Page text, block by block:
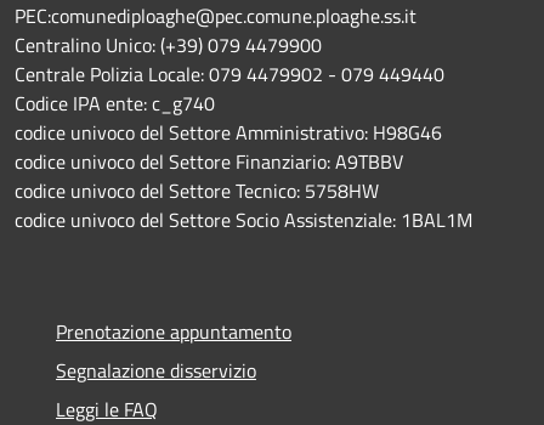
PEC:comunediploaghe@pec.comune.ploaghe.ss.it
Centralino Unico: (+39) 079 4479900
Centrale Polizia Locale: 079 4479902 - 079 449440
Codice IPA ente: c_g740
codice univoco del Settore Amministrativo: H98G46
codice univoco del Settore Finanziario: A9TBBV
codice univoco del Settore Tecnico: 5758HW
codice univoco del Settore Socio Assistenziale: 1BAL1M
Prenotazione appuntamento
Segnalazione disservizio
Leggi le FAQ